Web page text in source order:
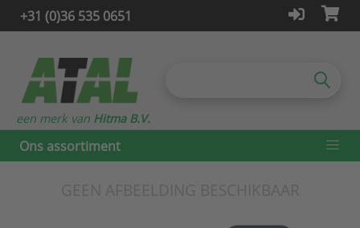
+31 (0)36 535 0651
Ons assortiment
een merk van Hitma B.V.